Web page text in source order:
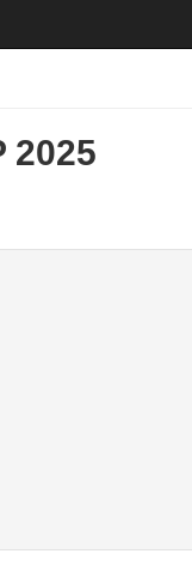
2025